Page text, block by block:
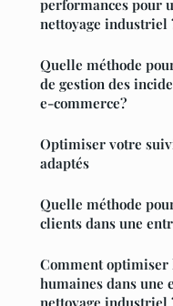
performances pour
nettoyage industriel
Quelle méthode
de gestion des
e-commerce?
Optimiser votre
adaptés
Quelle méthode
clients dans une
Comment optimiser
humaines dans une